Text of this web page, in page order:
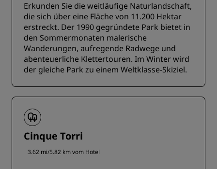
Erkunden Sie die weitläufige Naturlandschaft,
die sich über eine Fläche von 11.200 Hektar
erstreckt. Der 1990 gegründete Park bietet in
den Sommermonaten malerische
Wanderungen, aufregende Radwege und
abenteuerliche Klettertouren. Im Winter wird
der gleiche Park zu einem Weltklasse-Skiziel.
Cinque Torri
3.62 mi/5.82 km vom Hotel